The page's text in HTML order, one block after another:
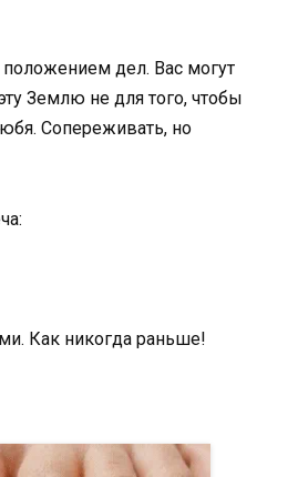
дел. Вас могут
Землю не для того, чтобы
Сопереживать, но
Как никогда раньше!